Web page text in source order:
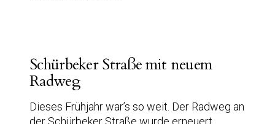
Schürbeker Straße mit neuem
Radweg
Dieses Frühjahr war’s so weit. Der Radweg an
der Schürbeker Straße wurde erneuert.